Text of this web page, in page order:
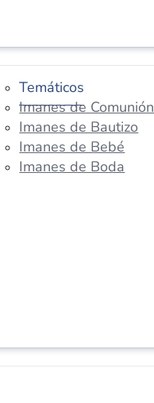
Temáticos
Imanes de Comunión
Imanes de Bautizo
Imanes de Bebé
Imanes de Boda